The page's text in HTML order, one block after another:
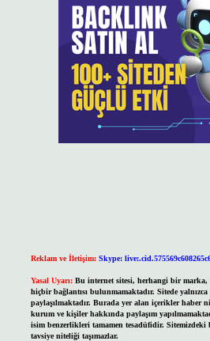
Reklam ve İletişim: Skype:
Yasal Uyarı: Bu internet sitesi, herhangi bir marka,
hiçbir bağlantısı bulunmamaktadır. Sitede yalnızca
paylaşılmaktadır. Burada yer alan içerikler haber
kurum ve kişiler hakkında paylaşım
isim benzerlikleri tamamen tesadüfidir.
tavsiye niteliği taşımazlar.